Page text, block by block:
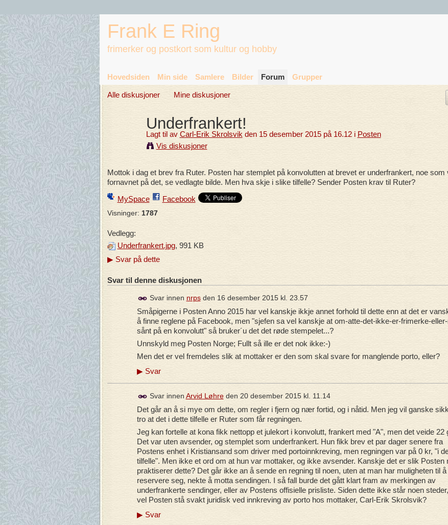
Frank E Ring
frimerker og postkort som kultur og hobby
Hovedsiden Min side Samlere Bilder Forum Grupper
Alle diskusjoner Mine diskusjoner
Underfrankert!
Lagt til av Carl-Erik Skrolsvik den 15 desember 2015 på 16.12 i Posten
Vis diskusjoner
Mottok i dag et brev fra Ruter. Posten har stemplet på konvolutten at brevet er underfrankert, noe som
fornavnet på det, se vedlagte bilde. Men hva skje i slike tilfelle? Sender Posten krav til Ruter?
MySpace
Facebook
Visninger: 1787
Vedlegg:
Underfrankert.jpg, 991 KB
▶Svar på dette
Svar til denne diskusjonen
Svar innen nrpsden 16 desember 2015 kl. 23.57
Småpigerne i Posten Anno 2015 har vel kanskje ikkje annet forhold til dette enn at det er
å finne reglene på Facebook, men "sjefen sa vel kanskje at om-atte-det-ikke-er-frimerke-
sånt på en konvolutt" så bruker´u det det røde stempelet...?
Unnskyld meg Posten Norge; Fullt så ille er det nok ikke:-)
Men det er vel fremdeles slik at mottaker er den som skal svare for manglende porto, eller?
▶Svar
Svar innen Arvid Løhreden 20 desember 2015 kl. 11.14
Det går an å si mye om dette, om regler i fjern og nær fortid, og i nåtid. Men jeg vil ganske
tro at det i dette tilfelle er Ruter som får regningen.
Jeg kan fortelle at kona fikk nettopp et julekort i konvolutt, frankert med "A", men det veide 22
Det var uten avsender, og stemplet som underfrankert. Hun fikk brev et par dager senere fra
Postens enhet i Kristiansand som driver med portoinnkreving, men regningen var på 0 kr, "i
tilfelle". Men ikke et ord om at hun var mottaker, og ikke avsender. Kanskje det er slik Posten
praktiserer dette? Det går ikke an å sende en regning til noen, uten at man har muligheten til å
reservere seg, nekte å motta sendingen. I så fall burde det gått klart fram av merkingen av
underfrankerte sendinger, eller av Postens offisielle prisliste. Siden dette ikke står noen
vel Posten stå svakt juridisk ved innkreving av porto hos mottaker, Carl-Erik Skrolsvik?
▶Svar